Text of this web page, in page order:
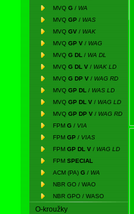
MVQ G / WA
MVQ GP / WAS
MVQ GV / WAK
MVQ GP V / WAG
MVQ G DL / WA DL
MVQ G DL V / WAK LD
MVQ G DP V / WAG RD
MVQ GP DL / WAS LD
MVQ GP DL V / WAG LD
MVQ GP DP V / WAG RD
FPM G / VIA
FPM GP / VIAS
FPM GP DL V / WAG LD
FPM SPECIAL
ACM (PA) G / WA
NBR GO / WAO
NBR GPO / WASO
O-kroužky